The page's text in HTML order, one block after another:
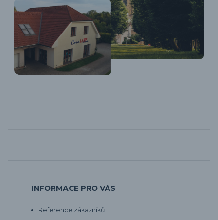
INFORMACE PRO VÁS
Reference zákazníků